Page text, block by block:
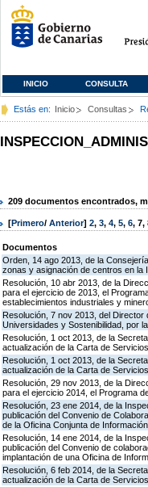
INICIO CONSULTA
Estás en: Inicio Consultas
209 documentos encontrados,
[Primero/ Anterior] 2, 3, 4, 5, 6, 7,
Documentos
Orden, 14 ago 2013, de la
zonas y asignación de centros en la
Resolución, 10 abr 2013, de la
para el ejercicio de 2013, el
establecimientos industriales y
Resolución, 7 nov 2013, del
Universidades y Sostenibilidad, por
Resolución, 1 oct 2013, de la
actualización de la Carta de
Resolución, 1 oct 2013, de la
actualización de la Carta de
Resolución, 29 nov 2013, de la
para el ejercicio 2014, el Programa
Resolución, 23 ene 2014, de la
publicación del Convenio de
de la Oficina Conjunta de
Resolución, 14 ene 2014, de la
publicación del Convenio de
implantación de una Oficina de
Resolución, 6 feb 2014, de la
actualización de la Carta de